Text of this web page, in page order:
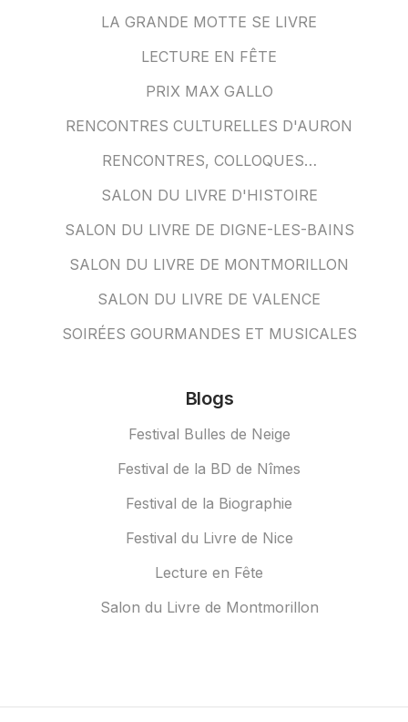
LA GRANDE MOTTE SE LIVRE
LECTURE EN FÊTE
PRIX MAX GALLO
RENCONTRES CULTURELLES D'AURON
RENCONTRES, COLLOQUES…
SALON DU LIVRE D'HISTOIRE
SALON DU LIVRE DE DIGNE-LES-BAINS
SALON DU LIVRE DE MONTMORILLON
SALON DU LIVRE DE VALENCE
SOIRÉES GOURMANDES ET MUSICALES
Blogs
Festival Bulles de Neige
Festival de la BD de Nîmes
Festival de la Biographie
Festival du Livre de Nice
Lecture en Fête
Salon du Livre de Montmorillon